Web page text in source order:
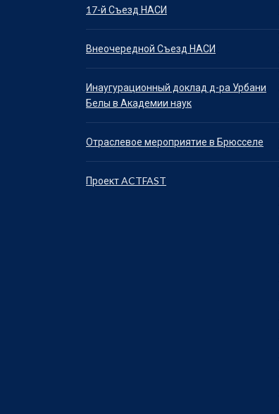
17-й Съезд НАСИ
Внеочередной Съезд НАСИ
Инаугурационный доклад д-ра Урбани
Белы в Академии наук
Отраслевое мероприятие в Брюсселе
Проект ACTFAST